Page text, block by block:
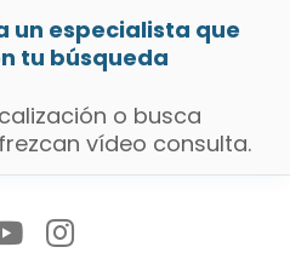
un especialista que
tu búsqueda
o busca
vídeo consulta.